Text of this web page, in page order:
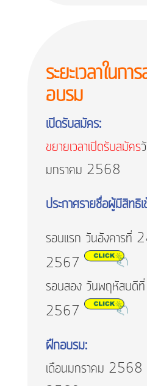
ระยะเวลาในก
อบรม
เปิดรับสมัคร:
ขยายเวลาเปิดรับสมัคร
มกราคม 2568
ประกาศรายชื่อผู้มีสิทธิ
รอบแรก วันอังคารที่
2567
รอบสอง วันพฤหัสบดี
2567
ฝึกอบรม:
เดือนมกราคม 2568